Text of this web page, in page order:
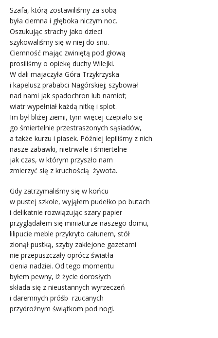
Szafa, którą zostawiliśmy za sobą
była ciemna i głęboka niczym noc.
Oszukując strachy jako dzieci
szykowaliśmy się w niej do snu.
Ciemność mając zwiniętą pod głową
prosiliśmy o opiekę duchy Wilejki.
W dali majaczyła Góra Trzykrzyska
i kapelusz prababci Nagórskiej; szybował
nad nami jak spadochron lub namiot;
wiatr wypełniał każdą nitkę i splot.
Im był bliżej ziemi, tym więcej czepiało się
go śmiertelnie przestraszonych sąsiadów,
a także kurzu i piasek. Później lepiliśmy z nich
nasze zabawki, nietrwałe i śmiertelne
jak czas, w którym przyszło nam
zmierzyć się z kruchością żywota.
Gdy zatrzymaliśmy się w końcu
w pustej szkole, wyjąłem pudełko po butach
i delikatnie rozwiązując szary papier
przyglądałem się miniaturze naszego domu,
lilipucie meble przykryto całunem, stół
zionął pustką, szyby zaklejone gazetami
nie przepuszczały oprócz światła
cienia nadziei. Od tego momentu
byłem pewny, iż życie dorosłych
składa się z nieustannych wyrzeczeń
i daremnych próśb rzucanych
przydrożnym świątkom pod nogi.